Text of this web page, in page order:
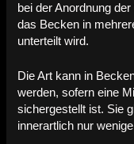
bei der Anordnung
das Becken in
unterteilt wird.
Die Art kann in
werden, sofern eine
sichergestellt ist. Sie
innerartlich nur